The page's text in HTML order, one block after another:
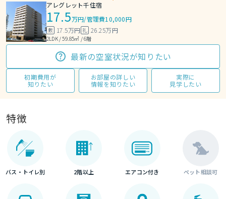
アレグレット千住宿
17.5万円/管理費10,000円
敷 17.5万円 礼 26.25万円
2LDK / 59.85㎡ / 6階
最新の空室状況が知りたい
初期費用が
知りたい
お部屋の詳しい
情報を知りたい
実際に
見学したい
特徴
バス・トイレ別 2階以上 エアコン付き ペット相談可